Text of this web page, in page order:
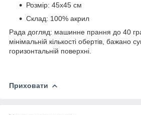
Розмір: 45х45 см
Склад: 100% акрил
Рада догляд: машинне прання до 40
мінімальній кількості обертів, бажано
горизонтальній поверхні.
Приховати